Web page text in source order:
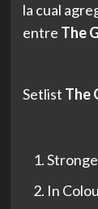
la cual
entre The
Setlist The
In